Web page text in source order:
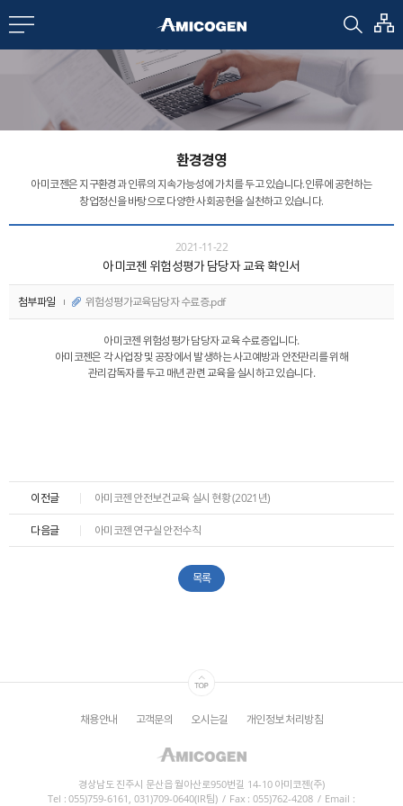
us
환경경영
아미코젠은 지구환경과 인류의 지속가능성에 가치를 두고 있습니다.인류에 공헌하는
창업정신을 바탕으로 다양한 사회공헌을 실천하고 있습니다.
2021-11-22
아미코젠 위험성평가 담당자 교육 확인서
첨부파일 위험성평가교육담당자 수료증.pdf
아미코젠 위험성평가 담당자 교육 수료증입니다.
아미코젠은 각 사업장 및 공장에서 발생하는 사고예방과 안전관리를 위해
관리감독자를 두고 매년 관련 교육을 실시하고 있습니다.
이전글 아미코젠 안전보건교육 실시 현황 (2021년)
다음글 아미코젠 연구실 안전수칙
목록
채용안내 고객문의 오시는길 개인정보 처리방침
경상남도 진주시 문산읍 월아산로950번길 14-10 아미코젠(주)
Tel : 055)759-6161, 031)709-0640(IR팀) / Fax : 055)762-4208 / Email :